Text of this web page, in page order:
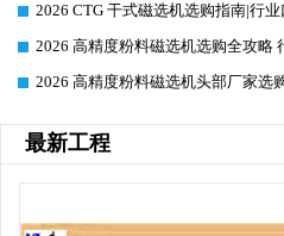
2026 CTG 干式磁选机选购指南|行
2026 高精度粉料磁选机选购全攻略
2026 高精度粉料磁选机头部厂家选
最新工程